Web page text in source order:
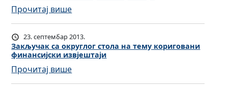
Прочитај више:
З
а
к
љ
у
ч
23. септембар 2013.
Закључак са округлог стола на тему кориговани
финансијски извјештаји
Прочитај више:
З